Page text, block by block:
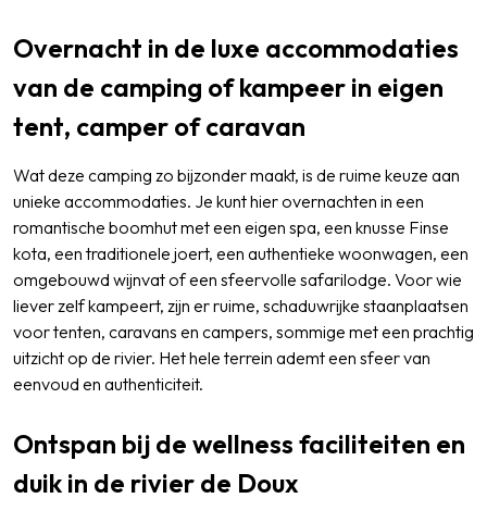
Overnacht in de luxe accommodaties
van de camping of kampeer in eigen
tent, camper of caravan
Wat deze camping zo bijzonder maakt, is de ruime keuze aan
unieke accommodaties. Je kunt hier overnachten in een
romantische boomhut met een eigen spa, een knusse Finse
kota, een traditionele joert, een authentieke woonwagen, een
omgebouwd wijnvat of een sfeervolle safarilodge. Voor wie
liever zelf kampeert, zijn er ruime, schaduwrijke staanplaatsen
voor tenten, caravans en campers, sommige met een prachtig
uitzicht op de rivier. Het hele terrein ademt een sfeer van
eenvoud en authenticiteit.
Ontspan bij de wellness faciliteiten en
duik in de rivier de Doux